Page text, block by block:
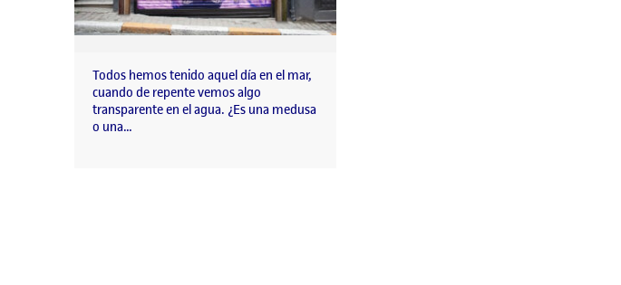
Todos hemos tenido aquel día en el mar,
cuando de repente vemos algo
transparente en el agua. ¿Es una medusa
o una…